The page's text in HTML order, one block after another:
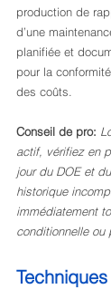
production de
d’une
planifiée et
pour la
des coûts.
Conseil de pro:
actif, vérifiez en
jour du DOE et
historique
immédiatement
conditionnelle ou